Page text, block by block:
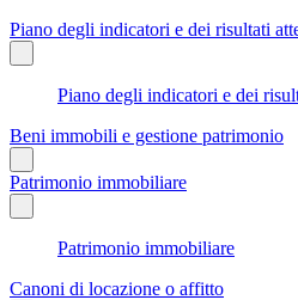
Piano degli indicatori e dei risultati
Piano degli indicatori e dei
Beni immobili e gestione patrimonio
Patrimonio immobiliare
Patrimonio immobiliare
Canoni di locazione o affitto